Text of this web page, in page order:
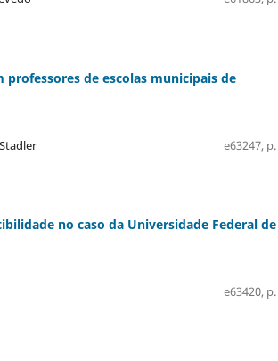
de escolas municipais de
e63247,
no caso da Universidade Federal de
e63420,